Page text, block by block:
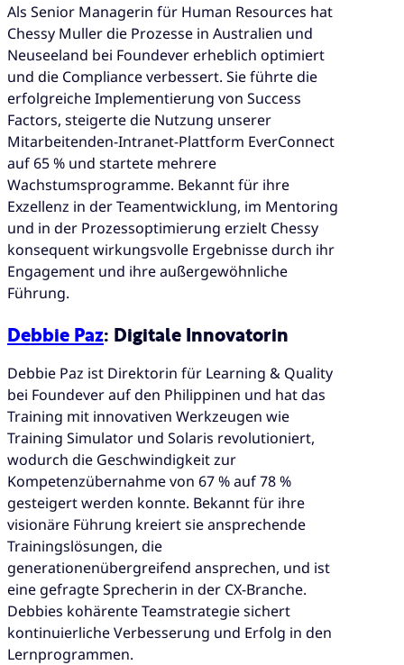
Als Senior Managerin für Human Resources hat
Chessy Muller die Prozesse in Australien und
Neuseeland bei Foundever erheblich optimiert
und die Compliance verbessert. Sie führte die
erfolgreiche Implementierung von Success
Factors, steigerte die Nutzung unserer
Mitarbeitenden-Intranet-Plattform EverConnect
auf 65 % und startete mehrere
Wachstumsprogramme. Bekannt für ihre
Exzellenz in der Teamentwicklung, im Mentoring
und in der Prozessoptimierung erzielt Chessy
konsequent wirkungsvolle Ergebnisse durch ihr
Engagement und ihre außergewöhnliche
Führung.
Debbie Paz: Digitale Innovatorin
Debbie Paz ist Direktorin für Learning & Quality
bei Foundever auf den Philippinen und hat das
Training mit innovativen Werkzeugen wie
Training Simulator und Solaris revolutioniert,
wodurch die Geschwindigkeit zur
Kompetenzübernahme von 67 % auf 78 %
gesteigert werden konnte. Bekannt für ihre
visionäre Führung kreiert sie ansprechende
Trainingslösungen, die
generationenübergreifend ansprechen, und ist
eine gefragte Sprecherin in der CX-Branche.
Debbies kohärente Teamstrategie sichert
kontinuierliche Verbesserung und Erfolg in den
Lernprogrammen.